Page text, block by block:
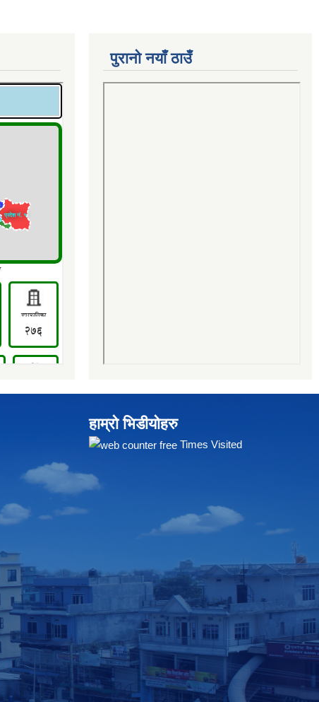
पुरानो नयाँ ठाउँ
हाम्रो भिडीयोहरु
Times Visited